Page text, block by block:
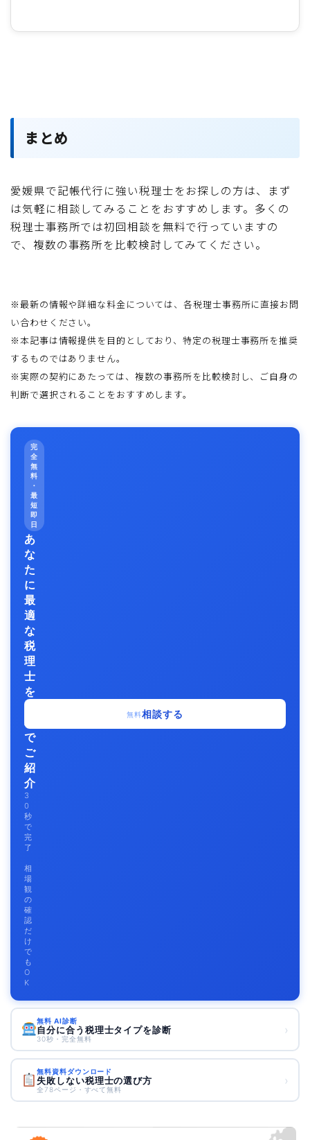
まとめ
愛媛県で記帳代行に強い税理士をお探しの方は、まず
は気軽に相談してみることをおすすめします。多くの
税理士事務所では初回相談を無料で行っていますの
で、複数の事務所を比較検討してみてください。
※最新の情報や詳細な料金については、各税理士事務所に直接お問
い合わせください。
※本記事は情報提供を目的としており、特定の税理士事務所を推奨
するものではありません。
※実際の契約にあたっては、複数の事務所を比較検討し、ご自身の
判断で選択されることをおすすめします。
完
全
無
料
・
最
短
即
日
あ
な
た
に
最
適
な
税
理
士
を
無
料
で
ご
紹
介
3
0
秒
で
完
了
相
場
観
の
確
認
だ
け
で
も
O
K
無料相談する
無料 AI診断
自分に合う税理士タイプを診断
30秒・完全無料
›
無料資料ダウンロード
失敗しない税理士の選び方
全78ページ・すべて無料
›